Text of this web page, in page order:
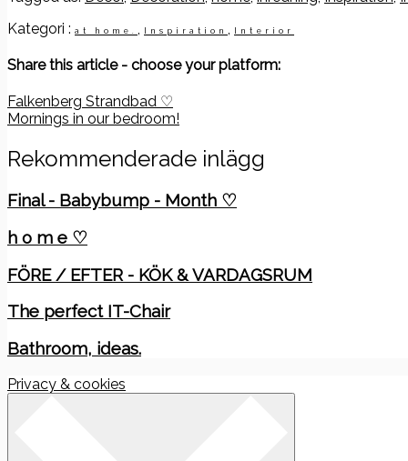
Kategori : at home. , Inspiration , Interior
Share this article - choose your platform:
Inläggsnavigering
Falkenberg Strandbad ♡
Mornings in our bedroom!
Rekommenderade inlägg
Final - Babybump - Month ♡
h o m e ♡
FÖRE / EFTER - KÖK & VARDAGSRUM
The perfect IT-Chair
Bathroom, ideas.
Privacy & cookies